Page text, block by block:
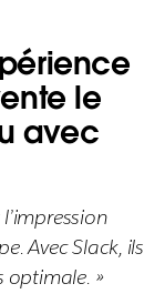
le
avec
Avec Slack, ils
optimale. »